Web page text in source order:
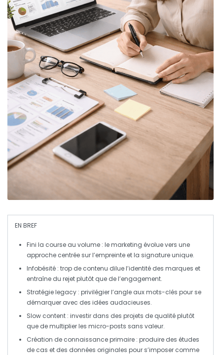
EN BREF
Fini la course au volume : le marketing évolue vers une
approche centrée sur l’empreinte et la signature unique.
Infobésité : trop de contenu dilue l’identité des marques et
entraîne du rejet plutôt que de l’engagement.
Stratégie legacy : privilégier l’angle aux mots-clés pour se
démarquer avec des idées audacieuses.
Slow content : investir dans des projets de qualité plutôt
que de multiplier les micro-posts sans valeur.
Création de connaissance primaire : produire des études
de cas et des données originales pour s’imposer comme